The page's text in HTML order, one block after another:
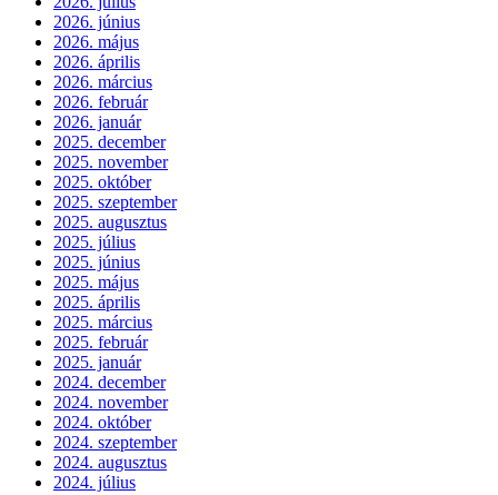
2026. június
2026. május
2026. április
2026. március
2026. február
2026. január
2025. december
2025. november
2025. október
2025. szeptember
2025. augusztus
2025. július
2025. június
2025. május
2025. április
2025. március
2025. február
2025. január
2024. december
2024. november
2024. október
2024. szeptember
2024. augusztus
2024. július